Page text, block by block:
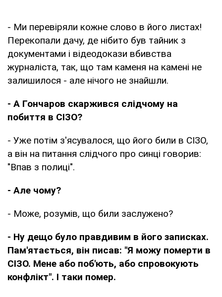
- Ми перевіряли кожне слово в його листах!
Перекопали дачу, де нібито був тайник з
документами і відеодокази вбивства
журналіста, так, що там каменя на камені не
залишилося - але нічого не знайшли.
- А Гончаров скаржився слідчому на
побиття в СІЗО?
- Уже потім з'ясувалося, що його били в СІЗО,
а він на питання слідчого про синці говорив:
"Впав з полиці".
- Але чому?
- Може, розумів, що били заслужено?
- Ну дещо було правдивим в його записках.
Пам'ятається, він писав: "Я можу померти в
СІЗО. Мене або поб'ють, або спровокують
конфлікт". І таки помер.